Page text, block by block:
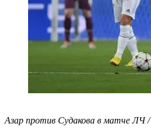
Азар против Судакова в матче